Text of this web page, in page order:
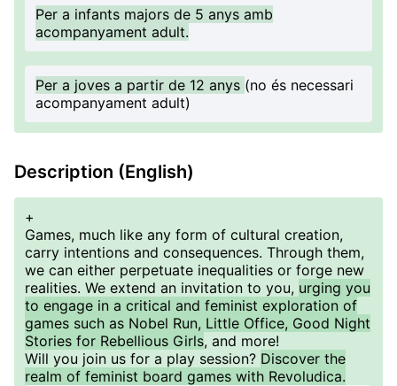
Per a infants majors de 5 anys amb
acompanyament adult.
Per a joves a partir de 12 anys (no és necessari
acompanyament adult)
Description (English)
+
Games, much like any form of cultural creation,
carry intentions and consequences. Through them,
we can either perpetuate inequalities or forge new
realities. We extend an invitation to you, urging you
to engage in a critical and feminist exploration of
games such as Nobel Run, Little Office, Good Night
Stories for Rebellious Girls, and more!
Will you join us for a play session? Discover the
realm of feminist board games with Revoludica.